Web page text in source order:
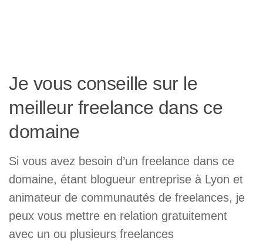
Je vous conseille sur le
meilleur freelance dans ce
domaine
Si vous avez besoin d’un freelance dans ce
domaine, étant blogueur entreprise à Lyon et
animateur de communautés de freelances, je
peux vous mettre en relation gratuitement
avec un ou plusieurs freelances